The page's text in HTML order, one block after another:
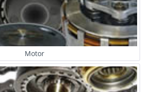
Motor